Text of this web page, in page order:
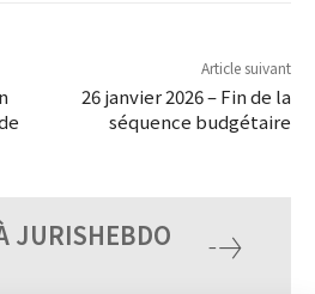
Article suivant
26 janvier 2026 – Fin de la
séquence budgétaire
JURISHEBDO